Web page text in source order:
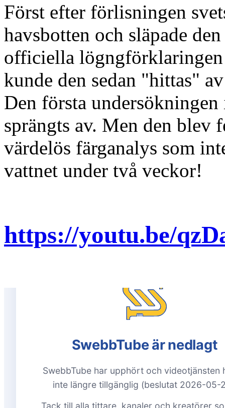
Först efter förlisningen
havsbotten och släpade
officiella
kunde den sedan "hittas"
Den första
sprängts av. Men den blev
värdelös färganalys som
vattnet under två veckor!
https://youtu.be/